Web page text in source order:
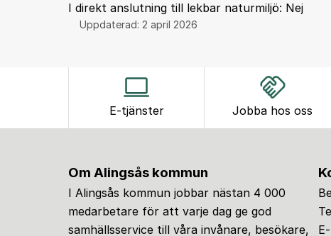
I direkt anslutning till lekbar naturmiljö: Nej
Uppdaterad: 2 april 2026
E-tjänster Jobba hos oss
Om Alingsås kommun
I Alingsås kommun jobbar nästan 4 000
medarbetare för att varje dag ge god
samhällsservice till våra invånare, besökare,